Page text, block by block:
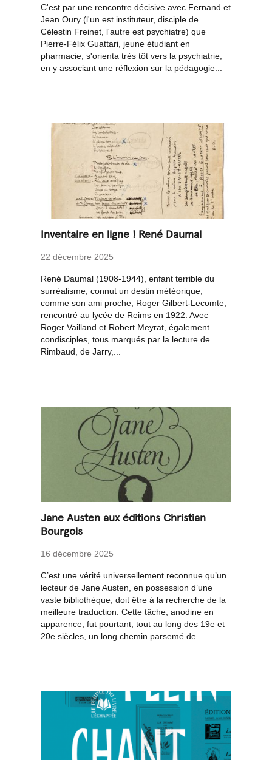
C'est par une rencontre décisive avec Fernand et
Jean Oury (l'un est instituteur, disciple de
Célestin Freinet, l'autre est psychiatre) que
Pierre-Félix Guattari, jeune étudiant en
pharmacie, s'orienta très tôt vers la psychiatrie,
en y associant une réflexion sur la pédagogie...
Inventaire en ligne ! René Daumal
22 décembre 2025
René Daumal (1908-1944), enfant terrible du
surréalisme, connut un destin météorique,
comme son ami proche, Roger Gilbert-Lecomte,
rencontré au lycée de Reims en 1922. Avec
Roger Vailland et Robert Meyrat, également
condisciples, tous marqués par la lecture de
Rimbaud, de Jarry,...
Jane Austen aux éditions Christian
Bourgois
16 décembre 2025
C’est une vérité universellement reconnue qu’un
lecteur de Jane Austen, en possession d’une
vaste bibliothèque, doit être à la recherche de la
meilleure traduction. Cette tâche, anodine en
apparence, fut pourtant, tout au long des 19e et
20e siècles, un long chemin parsemé de...